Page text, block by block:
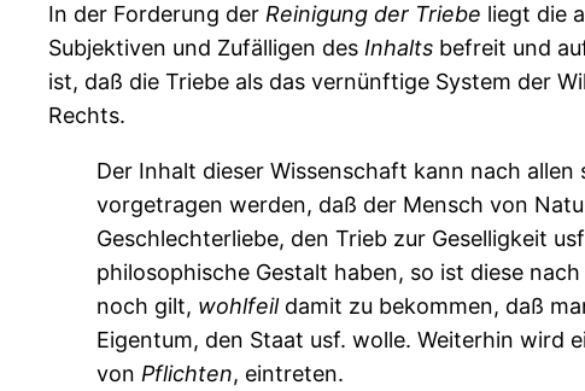
In der Forderung der Reinigung der Triebe liegt die
Subjektiven und Zufälligen des Inhalts befreit und
ist, daß die Triebe als das vernünftige System der
Rechts.
Der Inhalt dieser Wissenschaft kann nach
vorgetragen werden, daß der Mensch von
Geschlechterliebe, den Trieb zur Geselligkeit
philosophische Gestalt haben, so ist diese
noch gilt, wohlfeildamit zu bekommen, daß
Eigentum, den Staat usf. wolle. Weiterhin wird
von Pflichten, eintreten.